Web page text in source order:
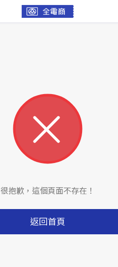
很抱歉，這個頁面不存在！
返回首頁